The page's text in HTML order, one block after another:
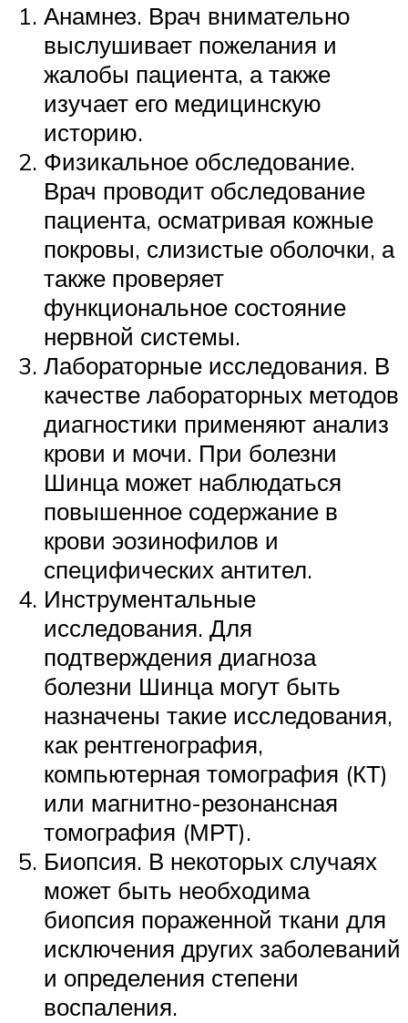
Анамнез. Врач внимательно
выслушивает пожелания и
жалобы пациента, а также
изучает его медицинскую
историю.
Физикальное обследование.
Врач проводит обследование
пациента, осматривая кожные
покровы, слизистые оболочки, а
также проверяет
функциональное состояние
нервной системы.
Лабораторные исследования. В
качестве лабораторных методов
диагностики применяют анализ
крови и мочи. При болезни
Шинца может наблюдаться
повышенное содержание в
крови эозинофилов и
специфических антител.
Инструментальные
исследования. Для
подтверждения диагноза
болезни Шинца могут быть
назначены такие исследования,
как рентгенография,
компьютерная томография (КТ)
или магнитно-резонансная
томография (МРТ).
Биопсия. В некоторых случаях
может быть необходима
биопсия пораженной ткани для
исключения других заболеваний
и определения степени
воспаления.